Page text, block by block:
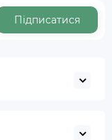
Підписатися